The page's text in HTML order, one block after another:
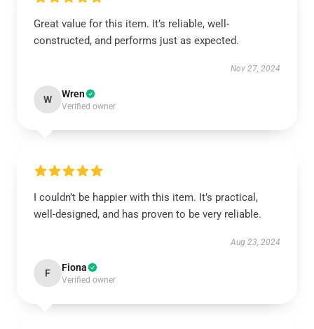
Great value for this item. It’s reliable, well-
constructed, and performs just as expected.
Nov 27, 2024
W Wren
Verified owner
I couldn’t be happier with this item. It’s practical,
well-designed, and has proven to be very reliable.
Aug 23, 2024
F Fiona
Verified owner